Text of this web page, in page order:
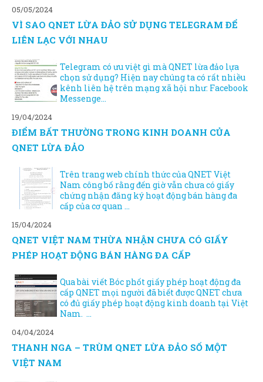
05/05/2024
VÌ SAO QNET LỪA ĐẢO SỬ DỤNG TELEGRAM ĐỂ
LIÊN LẠC VỚI NHAU
Telegram có ưu việt gì mà QNET lừa đảo lựa
chọn sử dụng? Hiện nay chúng ta có rất nhiều
kênh liên hệ trên mạng xã hội như: Facebook
Messenge...
19/04/2024
ĐIỂM BẤT THƯỜNG TRONG KINH DOANH CỦA
QNET LỪA ĐẢO
Trên trang web chính thức của QNET Việt
Nam công bố rằng đến giờ vẫn chưa có giấy
chứng nhận đăng ký hoạt động bán hàng đa
cấp của cơ quan ...
15/04/2024
QNET VIỆT NAM THỪA NHẬN CHƯA CÓ GIẤY
PHÉP HOẠT ĐỘNG BÁN HÀNG ĐA CẤP
Qua bài viết Bóc phốt giấy phép hoạt động đa
cấp QNET mọi người đã biết được QNET chưa
có đủ giấy phép hoạt động kinh doanh tại Việt
Nam. ...
04/04/2024
THANH NGA – TRÙM QNET LỪA ĐẢO SỐ MỘT
VIỆT NAM